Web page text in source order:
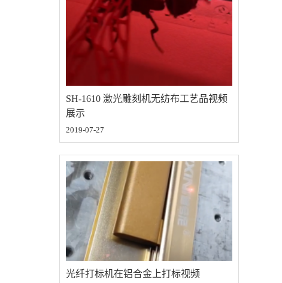
SH-1610 激光雕刻机无纺布工艺品视频
展示
2019-07-27
光纤打标机在铝合金上打标视频